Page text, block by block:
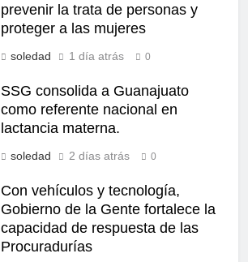
prevenir la trata de personas y
proteger a las mujeres
soledad 1 día atrás 0
SSG consolida a Guanajuato
como referente nacional en
lactancia materna.
soledad 2 días atrás 0
Con vehículos y tecnología,
Gobierno de la Gente fortalece la
capacidad de respuesta de las
Procuradurías